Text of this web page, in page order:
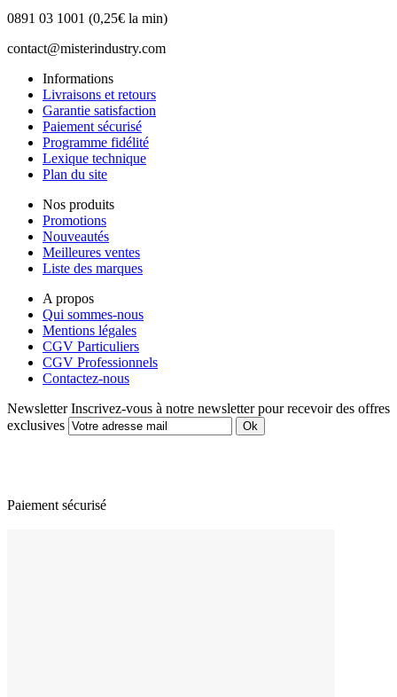
0891 03 1001 (0,25€ la min)
contact@misterindustry.com
Informations
Livraisons et retours
Garantie satisfaction
Paiement sécurisé
Programme fidélité
Lexique technique
Plan du site
Nos produits
Promotions
Nouveautés
Meilleures ventes
Liste des marques
A propos
Qui sommes-nous
Mentions légales
CGV Particuliers
CGV Professionnels
Contactez-nous
Newsletter Inscrivez-vous à notre newsletter pour recevoir des offres
exclusives
Paiement sécurisé